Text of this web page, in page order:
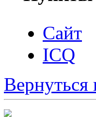
Сайт
ICQ
Вернуться